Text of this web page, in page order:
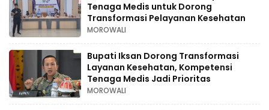
Tenaga Medis untuk Dorong
Transformasi Pelayanan Kesehatan
MOROWALI
Bupati Iksan Dorong Transformasi
Layanan Kesehatan, Kompetensi
Tenaga Medis Jadi Prioritas
MOROWALI